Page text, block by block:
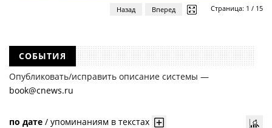
Назад Вперед Страница: 1 / 15
СОБЫТИЯ
Опубликовать/исправить описание системы —
book@cnews.ru
по дате / упоминаниям в текстах